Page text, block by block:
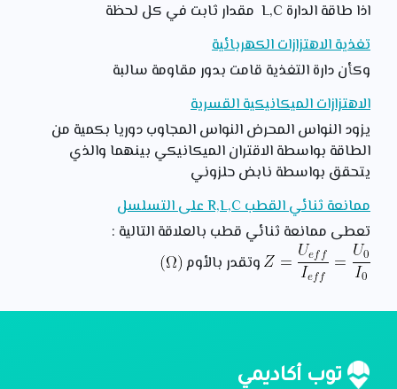
اذا طاقة الدارة L,C مقدار ثابت في كل لحظة
تغذية الاهتزازات الكهربائية
وكأن دارة التغذية قامت بدور مقاومة سالبة
الاهتزازات الميكانيكية القسرية
يزود النواس المحرض النواس المجاوب دوريا بكمية من
الطاقة بواسطة الاقتران الميكانيكي بينهما والذي
يتحقق بواسطة نابض حلزوني
ممانعة ثنائي القطب R,L,C على التسلسل
تعطى ممانعة ثنائي قطب بالعلاقة التالية :
وتقدر بالأوم
توب أكاديمي